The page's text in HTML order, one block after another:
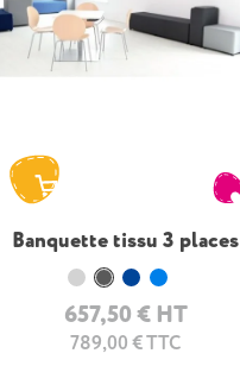
Banquette tissu 3 places
657,50 € HT
789,00 € TTC
Gris clair
Gris foncé
Bleu marine.
Bleu clair.